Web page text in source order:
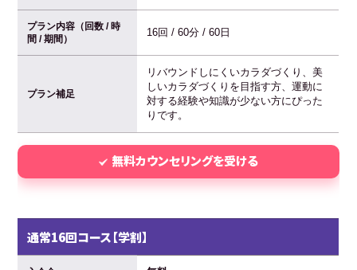
プラン内容（回数 / 時
間 / 期間）
16回 / 60分 / 60日
プラン補足
リバウンドしにくいカラダづくり、美
しいカラダづくりを目指す方、運動に
対する経験や知識が少ない方にぴった
りです。
無料カウンセリングを受ける
通常16回コース【学割】